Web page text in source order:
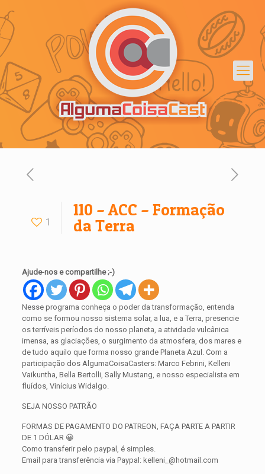
1
110 – ACC – Formação
da Terra
Ajude-nos e compartilhe ;-)
Nesse programa conheça o poder da transformação, entenda
como se formou nosso sistema solar, a lua, e a Terra, presencie
os terríveis períodos do nosso planeta, a atividade vulcânica
imensa, as glaciações, o surgimento da atmosfera, dos mares e
de tudo aquilo que forma nosso grande Planeta Azul. Com a
participação dos AlgumaCoisaCasters: Marco Febrini, Kelleni
Vaikuntha, Bella Bertolli, Sally Mustang, e nosso especialista em
fluídos, Vinícius Widalgo.
SEJA NOSSO PATRÃO
FORMAS DE PAGAMENTO DO PATREON, FAÇA PARTE A PARTIR
DE 1 DÓLAR 😀
Como transferir pelo paypal, é simples.
Email para transferência via Paypal: kelleni_@hotmail.com